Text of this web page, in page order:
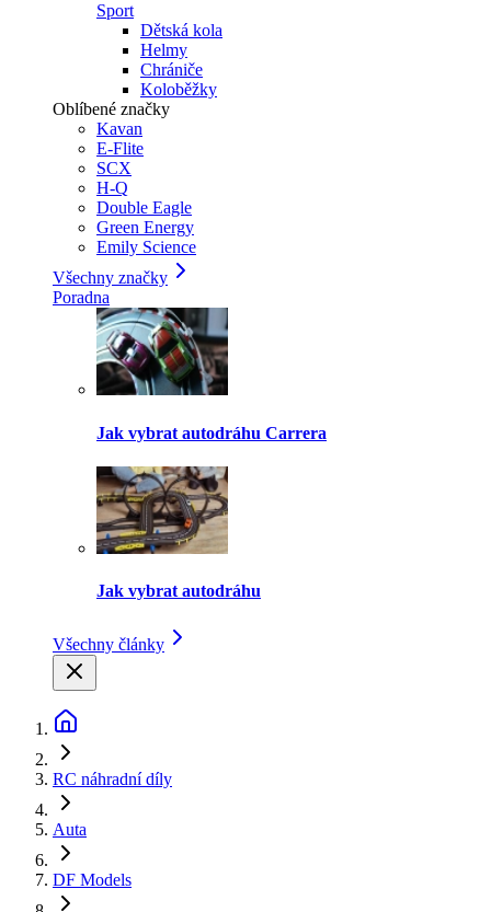
Sport
Dětská kola
Helmy
Chrániče
Koloběžky
Oblíbené značky
Kavan
E-Flite
SCX
H-Q
Double Eagle
Green Energy
Emily Science
Všechny značky
Poradna
Jak vybrat autodráhu Carrera
Jak vybrat autodráhu
Všechny články
RC náhradní díly
Auta
DF Models